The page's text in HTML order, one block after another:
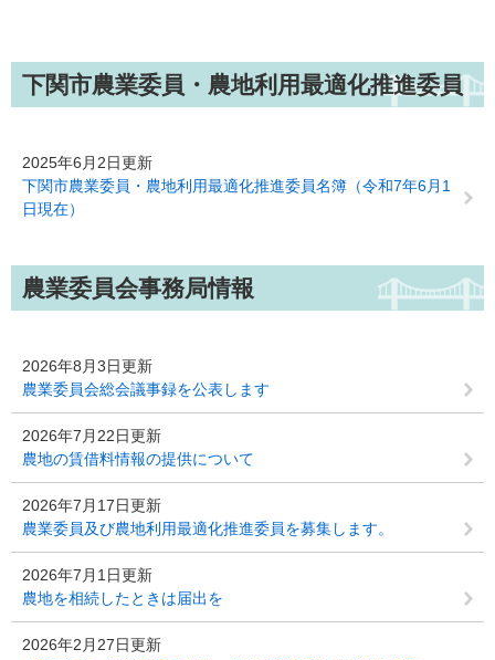
下関市農業委員・農地利用最適化推進委員
2025年6月2日更新
下関市農業委員・農地利用最適化推進委員名簿（令和7年6月1
日現在）
農業委員会事務局情報
2026年8月3日更新
農業委員会総会議事録を公表します
2026年7月22日更新
農地の賃借料情報の提供について
2026年7月17日更新
農業委員及び農地利用最適化推進委員を募集します。
2026年7月1日更新
農地を相続したときは届出を
2026年2月27日更新